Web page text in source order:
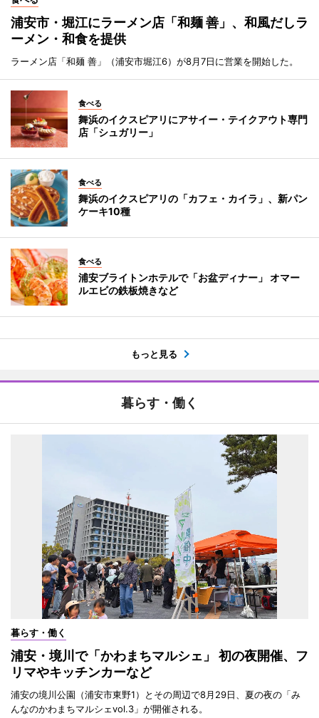
浦安市・堀江にラーメン店「和麺 善」、和風だしラ
ーメン・和食を提供
ラーメン店「和麺 善」（浦安市堀江6）が8月7日に営業を開始した。
食べる
舞浜のイクスピアリにアサイー・テイクアウト専門
店「シュガリー」
食べる
舞浜のイクスピアリの「カフェ・カイラ」、新パン
ケーキ10種
食べる
浦安ブライトンホテルで「お盆ディナー」 オマー
ルエビの鉄板焼きなど
もっと見る
暮らす・働く
暮らす・働く
浦安・境川で「かわまちマルシェ」 初の夜開催、フ
リマやキッチンカーなど
浦安の境川公園（浦安市東野1）とその周辺で8月29日、夏の夜の「み
んなのかわまちマルシェvol.3」が開催される。